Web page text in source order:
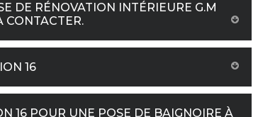
DE RÉNOVATION INTÉRIEURE G.M
CONTACTER.
16
16 POUR UNE POSE DE BAIGNOIRE À